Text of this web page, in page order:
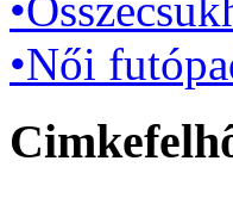
•Női